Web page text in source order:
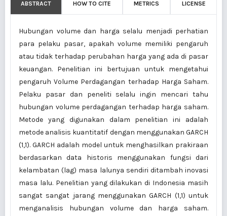
ABSTRACT HOW TO CITE METRICS LICENSE
Hubungan volume dan harga selalu menjadi perhatian
para pelaku pasar, apakah volume memiliki pengaruh
atau tidak terhadap perubahan harga yang ada di pasar
keuangan. Penelitian ini bertujuan untuk mengetahui
pengaruh Volume Perdagangan terhadap Harga Saham.
Pelaku pasar dan peneliti selalu ingin mencari tahu
hubungan volume perdagangan terhadap harga saham.
Metode yang digunakan dalam penelitian ini adalah
metode analisis kuantitatif dengan menggunakan GARCH
(1,1). GARCH adalah model untuk menghasilkan prakiraan
berdasarkan data historis menggunakan fungsi dari
kelambatan (lag) masa lalunya sendiri ditambah inovasi
masa lalu. Penelitian yang dilakukan di Indonesia masih
sangat sangat jarang menggunakan GARCH (1,1) untuk
menganalisis hubungan volume dan harga saham.